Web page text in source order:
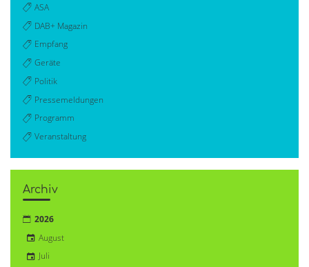
ASA
DAB+ Magazin
Empfang
Geräte
Politik
Pressemeldungen
Programm
Veranstaltung
Archiv
2026
August
Juli